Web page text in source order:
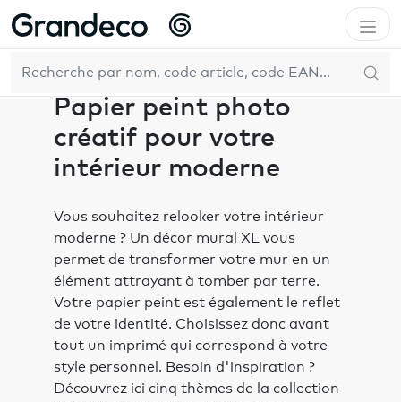
Accueil Inspiration
Tendances
Papier peint photo
créatif pour votre
intérieur moderne
Vous souhaitez relooker votre intérieur
moderne ? Un décor mural XL vous
permet de transformer votre mur en un
élément attrayant à tomber par terre.
Votre papier peint est également le reflet
de votre identité. Choisissez donc avant
tout un imprimé qui correspond à votre
style personnel. Besoin d'inspiration ?
Découvrez ici cinq thèmes de la collection